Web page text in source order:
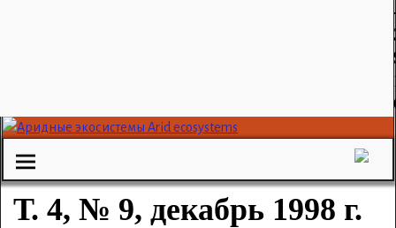
Т. 4, № 9, декабрь 1998 г.